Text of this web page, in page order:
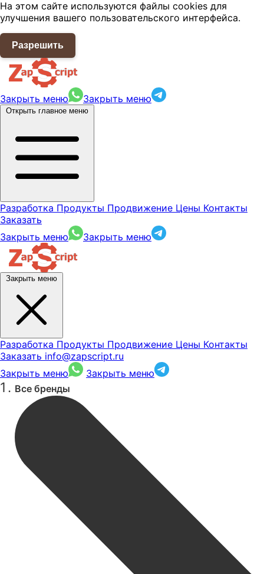
На этом сайте используются файлы cookies для
улучшения вашего пользовательского интерфейса.
Разрешить
Закрыть меню Закрыть меню
Открыть главное меню
Разработка Продукты Продвижение Цены Контакты
Заказать
Закрыть меню
Закрыть меню
Закрыть меню
Разработка Продукты Продвижение Цены Контакты
Заказать info@zapscript.ru
Закрыть меню
Закрыть меню
Все бренды